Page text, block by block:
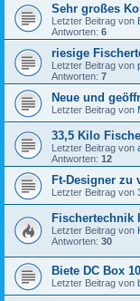
Sehr großes
Letzter Beitrag von
Antworten: 6
riesige
Letzter Beitrag von
Antworten: 7
Neue und
Letzter Beitrag von
33,5 Kilo
Letzter Beitrag von
Antworten: 12
Ft-Designer zu
Letzter Beitrag von
Fischertechnik
Letzter Beitrag von
Antworten: 30
Biete DC Box
Letzter Beitrag von